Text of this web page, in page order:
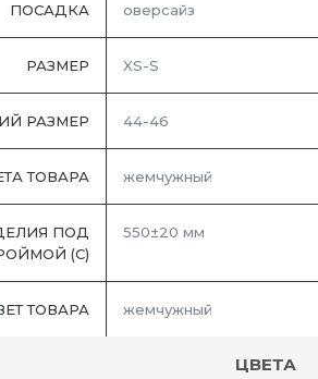
ПОСАДКА оверсайз
РАЗМЕР XS-S
РАЗМЕР 44-46
ТОВАРА жемчужный
ПОД
(С)
550±20 мм
ТОВАРА жемчужный
ЦВЕТА